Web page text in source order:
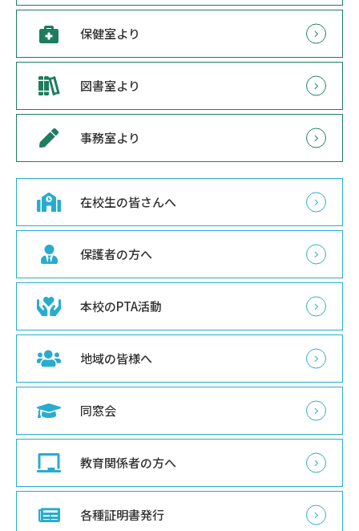
保健室より
図書室より
事務室より
在校生の皆さんへ
保護者の方へ
本校のPTA活動
地域の皆様へ
同窓会
教育関係者の方へ
各種証明書発行